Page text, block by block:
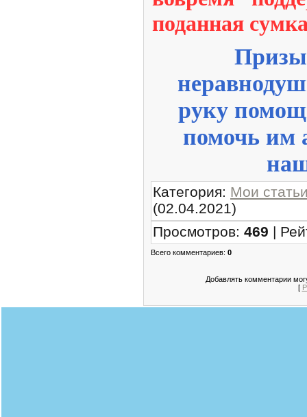
поданная
руку
помочь им
Категория: Мои
(02.04.2021)
Просмотров: 469 |
Всего комментариев: 0
Добавлять комментарии
[